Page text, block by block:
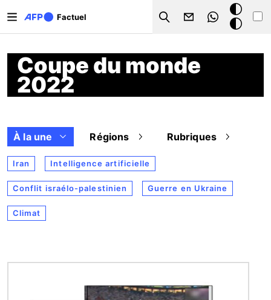
Factuel
Search
Mode
sombre
Coupe du monde
2022
À la une Régions Rubriques
Iran Intelligence artificielle
Conflit israélo-palestinien Guerre en Ukraine
Climat